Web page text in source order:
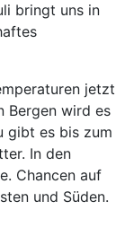
bringt uns in
jetzt
Bergen wird es
gibt es bis zum
In den
Chancen auf
und Süden.